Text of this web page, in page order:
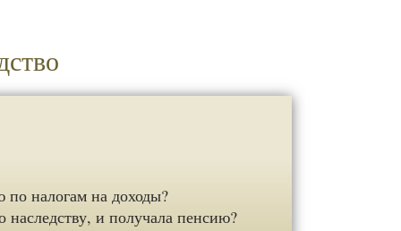
по налогам на доходы?
и получала пенсию?